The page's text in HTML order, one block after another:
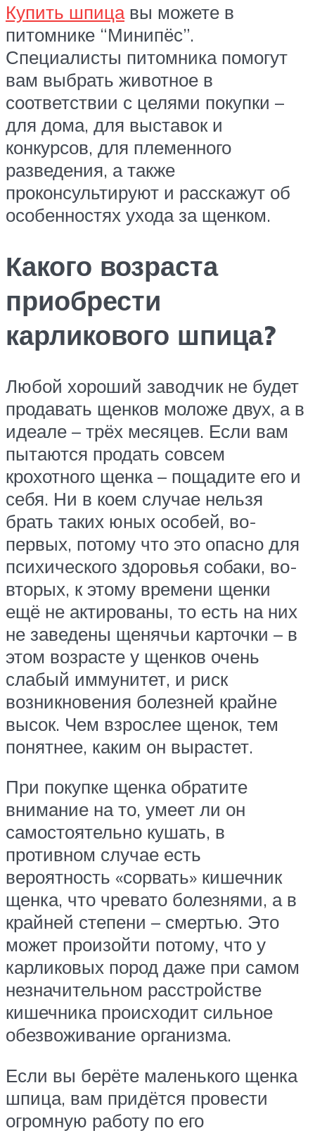
Купить шпицавы можете в
питомнике “Минипёс”.
Специалисты питомника помогут
вам выбрать животное в
соответствии с целями покупки –
для дома, для выставок и
конкурсов, для племенного
разведения, а также
проконсультируют и расскажут об
особенностях ухода за щенком.
Какого возраста
приобрести
карликового шпица?
Любой хороший заводчик не будет
продавать щенков моложе двух, а в
идеале – трёх месяцев. Если вам
пытаются продать совсем
крохотного щенка – пощадите его и
себя. Ни в коем случае нельзя
брать таких юных особей, во-
первых, потому что это опасно для
психического здоровья собаки, во-
вторых, к этому времени щенки
ещё не актированы, то есть на них
не заведены щенячьи карточки – в
этом возрасте у щенков очень
слабый иммунитет, и риск
возникновения болезней крайне
высок. Чем взрослее щенок, тем
понятнее, каким он вырастет.
При покупке щенка обратите
внимание на то, умеет ли он
самостоятельно кушать, в
противном случае есть
вероятность «сорвать» кишечник
щенка, что чревато болезнями, а в
крайней степени – смертью. Это
может произойти потому, что у
карликовых пород даже при самом
незначительном расстройстве
кишечника происходит сильное
обезвоживание организма.
Если вы берёте маленького щенка
шпица, вам придётся провести
огромную работу по его